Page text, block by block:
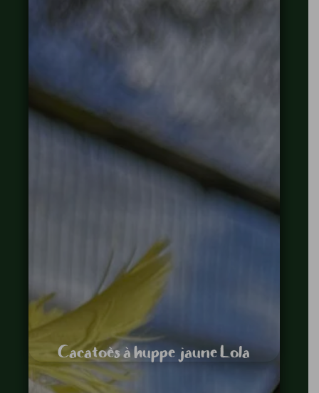
Cacatoès à huppe jaune Lola